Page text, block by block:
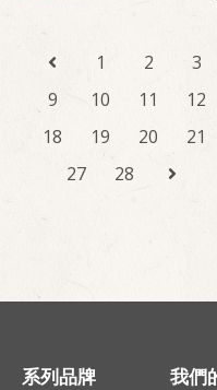
1 2 3
9
10 11 12
18
19 20 21
27
28
系列品牌 我們